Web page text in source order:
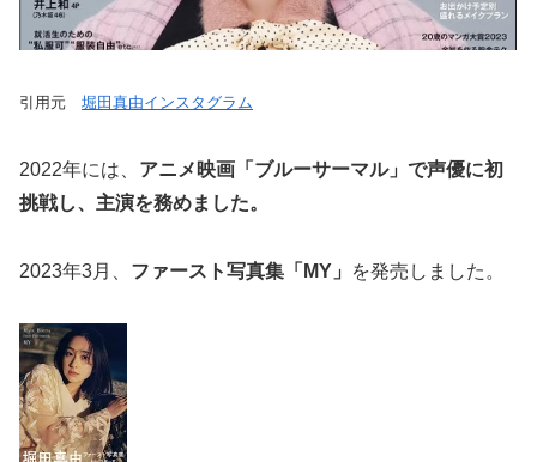
引用元 堀田真由インスタグラム
2022年には、 アニメ映画「ブルーサーマル」で声優に初
挑戦し、主演を務めました。
2023年3月、 ファースト写真集「MY」 を発売しました。